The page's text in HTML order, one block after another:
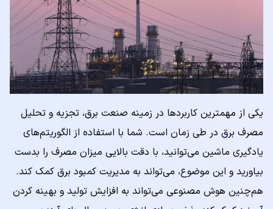
یکی از مهمترین کاربردها در زمینه صنعت برق، تجزیه و تحلیل
مصرف برق در طی زمان است. شما با استفاده از الگوریتم‌های
یادگیری ماشین می‌توانید، با دقت بالایی میزان مصرف را بدست
بیاورید و این موضوع، می‌تواند به مدیریت کمبود برق کمک کند.
هم‌چنین هوش مصنوعی می‌تواند به افزایش تولید و بهینه کردن